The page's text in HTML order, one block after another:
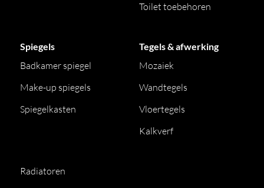
Toilet toebehoren
Spiegels
Badkamer spiegel
Make-up spiegels
Spiegelkasten
Tegels & afwerking
Mozaiek
Wandtegels
Vloertegels
Kalkverf
Radiatoren